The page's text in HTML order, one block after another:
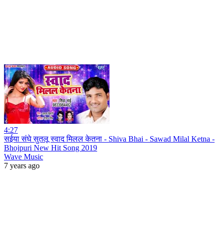
4:27
सईया संघे सुतलू स्वाद मिलल केतना - Shiva Bhai - Sawad Milal Ketna -
Bhojpuri New Hit Song 2019
Wave Music
7 years ago